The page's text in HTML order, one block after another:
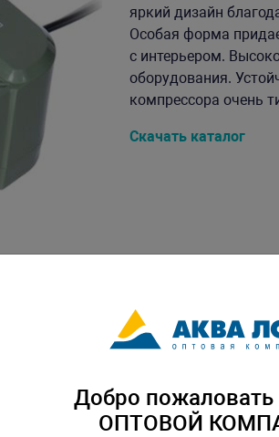
яркий дизайн
Особая форма
с интерьером.
оборудования.
компрессора очень
Скачать каталог
Добро пожаловать
ОПТОВОЙ